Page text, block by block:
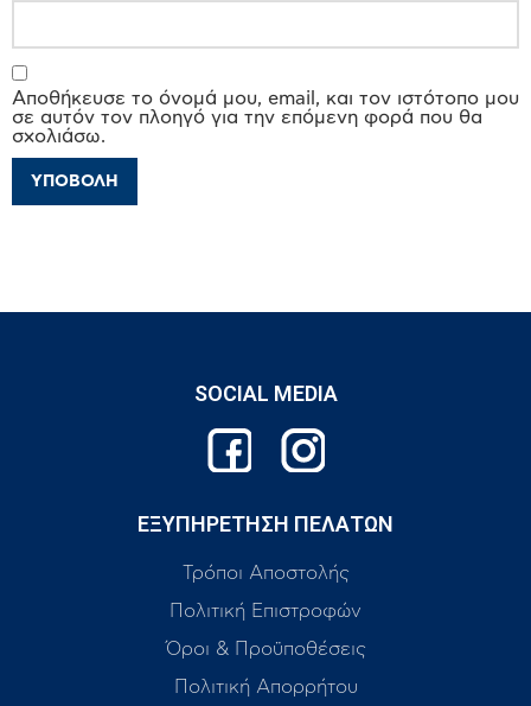
Αποθήκευσε το όνομά μου, email, και τον ιστότοπο μου
σε αυτόν τον πλοηγό για την επόμενη φορά που θα
σχολιάσω.
SOCIAL MEDIA
ΕΞΥΠΗΡΕΤΗΣΗ ΠΕΛΑΤΩΝ
Τρόποι Αποστολής
Πολιτική Επιστροφών
Όροι & Προϋποθέσεις
Πολιτική Απορρήτου